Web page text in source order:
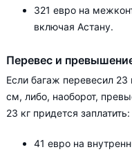
321 евро на
включая Астану.
Перевес и
Если багаж перевесил 23
см, либо, наоборот,
23 кг придется заплатить:
41 евро на